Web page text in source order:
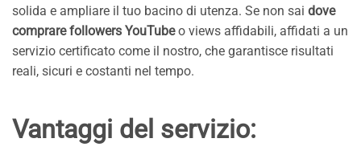
solida e ampliare il tuo bacino di utenza. Se non sai dove
comprare followers YouTubeo views affidabili, affidati a un
servizio certificato come il nostro, che garantisce risultati
reali, sicuri e costanti nel tempo.
Vantaggi del servizio: